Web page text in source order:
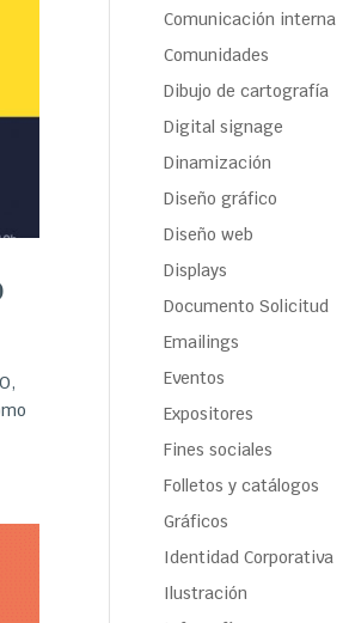
Comunicación interna
Comunidades
Dibujo de cartografía
Digital signage
Dinamización
Diseño gráfico
Diseño web
Displays
Documento Solicitud
Emailings
Eventos
Expositores
Fines sociales
Folletos y catálogos
Gráficos
Identidad Corporativa
Ilustración